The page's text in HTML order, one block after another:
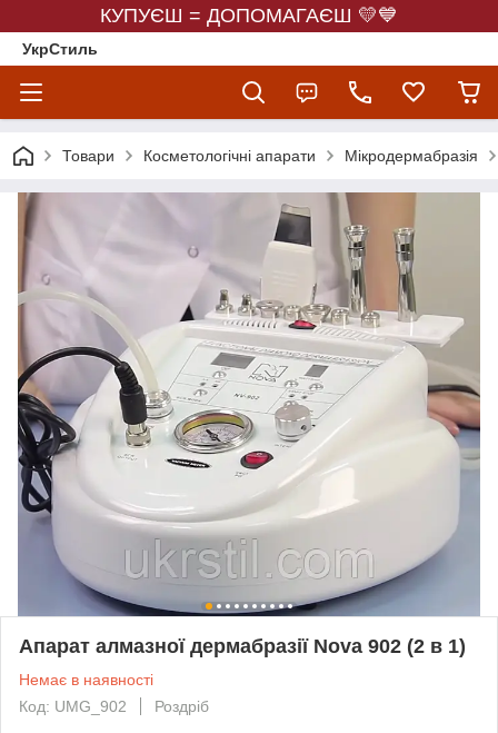
КУПУЄШ = ДОПОМАГАЄШ 💛💙
УкрСтиль
Товари Косметологічні апарати Мікродермабразія
Апарат алмазної дермабразії Nova 902 (2 в 1)
Немає в наявності
Код: UMG_902
Роздріб